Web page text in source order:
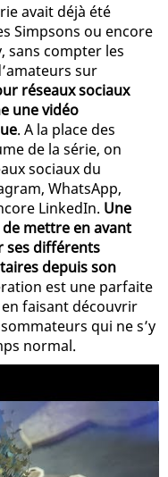
avait déjà été
Simpsons ou encore
sans compter les
sur
réseaux sociaux
une vidéo
. A la place des
de la série, on
sociaux du
WhatsApp,
LinkedIn. Une
mettre en avant
ses différents
depuis son
est une parfaite
faisant découvrir
qui ne s’y
normal.